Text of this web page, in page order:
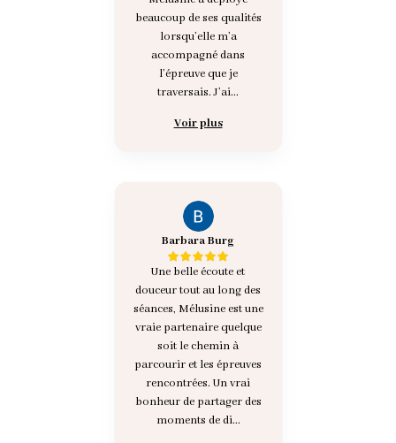
beaucoup de ses qualités
lorsqu’elle m’a
accompagné dans
l’épreuve que je
traversais. J’ai...
Voir plus
Barbara Burg
Une belle écoute et
douceur tout au long des
séances, Mélusine est une
vraie partenaire quelque
soit le chemin à
parcourir et les épreuves
rencontrées. Un vrai
bonheur de partager des
moments de di...